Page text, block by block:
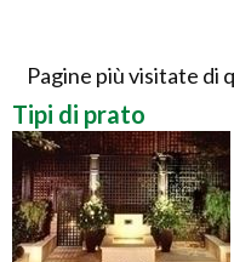
Pagine più visitate di
Tipi di prato